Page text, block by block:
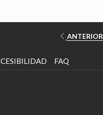
ANTERIOR
ABRE
FAQ